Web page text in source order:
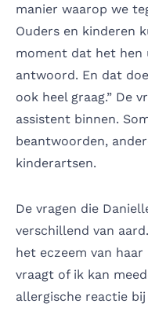
manier waarop we
Ouders en kinderen
moment dat het hen
antwoord. En dat
ook heel graag.” De
assistent binnen.
beantwoorden,
kinderartsen.
De vragen die
verschillend van
het eczeem van
vraagt of ik kan
allergische reactie